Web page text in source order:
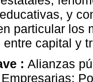
y
particular los
capital y
: Alianzas